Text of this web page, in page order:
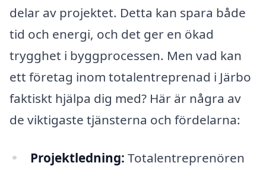
delar av projektet. Detta kan spara både
tid och energi, och det ger en ökad
trygghet i byggprocessen. Men vad kan
ett företag inom totalentreprenad i Järbo
faktiskt hjälpa dig med? Här är några av
de viktigaste tjänsterna och fördelarna:
Projektledning: Totalentreprenören